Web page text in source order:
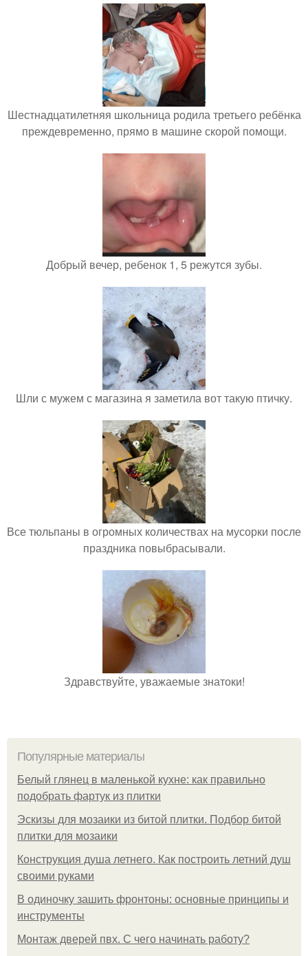
Шестнадцатилетняя школьница родила третьего ребёнка
преждевременно, прямо в машине скорой помощи.
Добрый вечер, ребенок 1, 5 режутся зубы.
Шли с мужем с магазина я заметила вот такую птичку.
Все тюльпаны в огромных количествах на мусорки после
праздника повыбрасывали.
Здравствуйте, уважаемые знатоки!
Популярные материалы
Белый глянец в маленькой кухне: как правильно
подобрать фартук из плитки
Эскизы для мозаики из битой плитки. Подбор битой
плитки для мозаики
Конструкция душа летнего. Как построить летний душ
своими руками
В одиночку зашить фронтоны: основные принципы и
инструменты
Монтаж дверей пвх. С чего начинать работу?